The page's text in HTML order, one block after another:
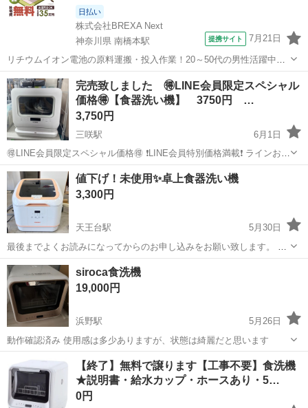
日払い
株式会社BREXA Next
神奈川県 南橋本駅
提携サイト 7月21日
リチウムイオン電池の原料運搬・投入作業！20～50代の男性活躍中★
ワンルーム寮完備！赴任旅費会社負担！年間休日130日★フォークリフ
ト免許お持ちの方、活躍中！就業先食堂利用可★《神奈川県相模原
市》 人気の工場のお仕事 ◇電...
神奈川 相模原市 南橋本駅 その他
完売致しました 🉐LINE会員限定スペシャル
価格🉐【食器洗い機】 3750円 …
3,750円
三咲駅
6月1日
🉐LINE会員限定スペシャル価格🉐 ❗LINE会員特別価格満載❗ ラインお友
達追加 URL lin.ee/jzP8cBe 商品情報 商品名【食器洗い機】 🉐LINE会
員限定SPECIAL価...
千葉 船橋市 三咲駅 キッチン家電 個人
値下げ！未使用✨卓上食器洗い機
3,300円
天王台駅
5月30日
最後までよくお読みになってからのお申し込みをお願い致します。 ★
店頭販売のみです。郵送はできません。 ★多数お問い合わせの商品に
関しては引き渡し希望日時が一番早い方を優先とさせていただきま
す。 お問い合わせの際にご希...
千葉 我孫子市 天王台駅
siroca食洗機
19,000円
浜野駅
5月26日
動作確認済み 使用感は多少ありますが、状態は綺麗だと思います
浜野駅 キッチン家電 食洗機
【終了】無料で譲ります【工事不要】食洗機
★説明書・給水カップ・ホースあり・5…
0円